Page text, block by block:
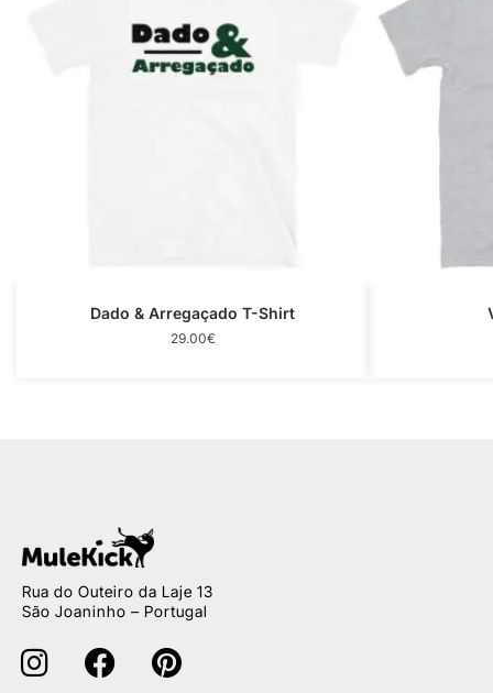
Dado & Arregaçado T-Shirt
29.00€
Rua do Outeiro da Laje 13
São Joaninho – Portugal